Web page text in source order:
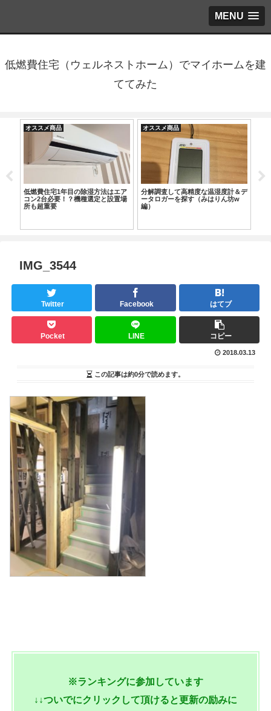
MENU
低燃費住宅（ウェルネストホーム）でマイホームを建
ててみた
オススメ商品
低燃費住宅1年目の除湿方法はエア
コン2台必要！？機種選定と設置場
所も超重要
オススメ商品
分解調査して高精度な温湿度計＆デ
ータロガーを探す（みはりん坊w
編）
IMG_3544
Twitter Facebook はてブ
Pocket LINE コピー
2018.03.13
この記事は約0分で読めます。
※ランキングに参加しています
↓↓ついでにクリックして頂けると更新の励みに